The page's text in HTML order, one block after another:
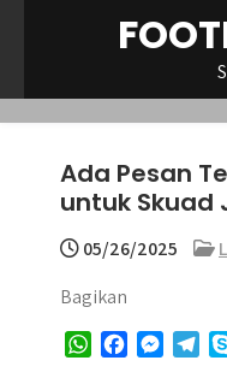
Ada Pesan
untuk Skuad
05/26/2025
Bagikan
W